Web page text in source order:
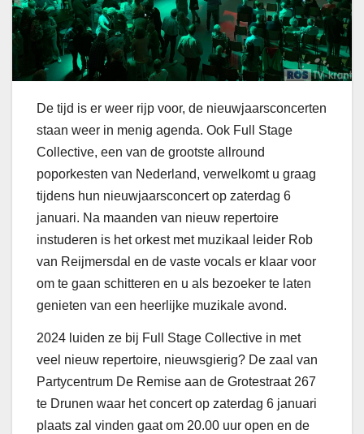
De tijd is er weer rijp voor, de nieuwjaarsconcerten
staan weer in menig agenda. Ook Full Stage
Collective, een van de grootste allround
poporkesten van Nederland, verwelkomt u graag
tijdens hun nieuwjaarsconcert op zaterdag 6
januari. Na maanden van nieuw repertoire
instuderen is het orkest met muzikaal leider Rob
van Reijmersdal en de vaste vocals er klaar voor
om te gaan schitteren en u als bezoeker te laten
genieten van een heerlijke muzikale avond.
2024 luiden ze bij Full Stage Collective in met
veel nieuw repertoire, nieuwsgierig? De zaal van
Partycentrum De Remise aan de Grotestraat 267
te Drunen waar het concert op zaterdag 6 januari
plaats zal vinden gaat om 20.00 uur open en de